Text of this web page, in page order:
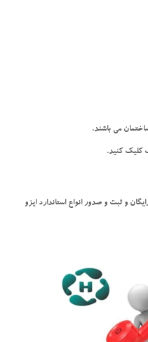
می باشند.
کلیک کنید.
و ثبت و صدور انواع استاندارد ایزو